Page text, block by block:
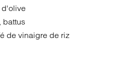
d'olive
de vinaigre de riz